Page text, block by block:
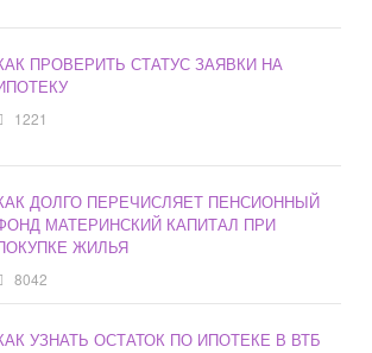
ПРОВЕРИТЬ СТАТУС ЗАЯВКИ НА
1221
ДОЛГО ПЕРЕЧИСЛЯЕТ ПЕНСИОННЫЙ
МАТЕРИНСКИЙ КАПИТАЛ ПРИ
ЖИЛЬЯ
8042
УЗНАТЬ ОСТАТОК ПО ИПОТЕКЕ В ВТБ